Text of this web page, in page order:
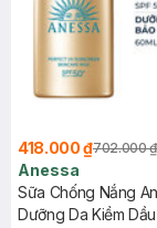
418.000 ₫702.000 ₫
Anessa
Sữa Chống Nắng
Dưỡng Da Kiềm